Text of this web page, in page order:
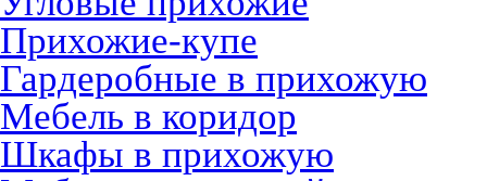
Прихожие-купе
Гардеробные в прихожую
Мебель в коридор
Шкафы в прихожую